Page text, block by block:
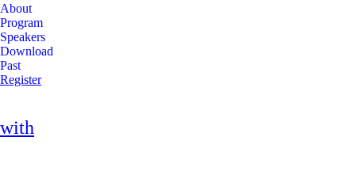
About
Program
Speakers
Download
Past
Register
with